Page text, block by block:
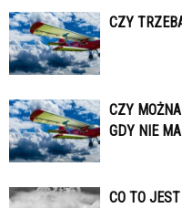
CZY
CZY
GDY NIE
CO TO